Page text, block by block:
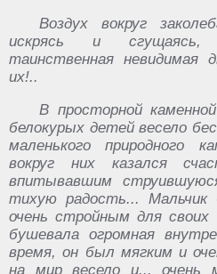
Воздух вокруг
искрясь и сгущаясь,
таинственная
их!..
В просторной
белокурых детей весело
маленького природного
вокруг них казался
впитывавшим
тихую радость...
очень стройным для
бушевала огромная
время, он был мягким и
на мир весело и... очень